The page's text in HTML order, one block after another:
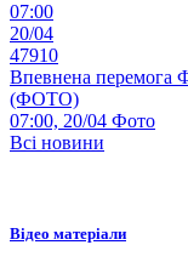
07:00
20/04
47910
Впевнена перемога
(ФОТО)
07:00, 20/04 Фото
Всі новини
Відео матеріали